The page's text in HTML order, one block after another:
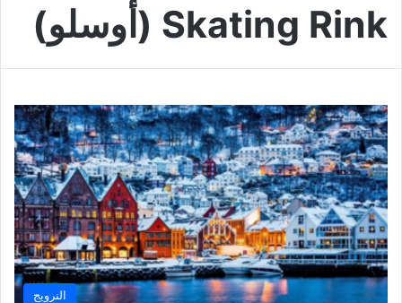
Skating Rink (أوسلو)
النرويج